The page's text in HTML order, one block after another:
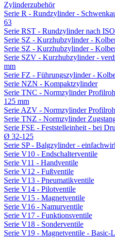
Zylinderzubehör
Serie R - Rundzylinder -
63
Serie RST - Rundzylinder nach
Serie SZ - Kurzhubzylinder -
Serie SZ - Kurzhubzylinder -
Serie SZV - Kurzhubzylinder -
mm
Serie FZ - Führungszylinder -
Serie NZN - Kompaktzylinder
Serie TNC - Normzylinder
125 mm
Serie AZV - Normzylinder
Serie TNZ - Normzylinder
Serie FSE - Feststelleinheit - bei
Ø 32-125
Serie SP - Balgzylinder -
Serie V10 - Endschalterventile
Serie V11 - Handventile
Serie V12 - Fußventile
Serie V13 - Pneumatikventile
Serie V14 - Pilotventile
Serie V15 - Magnetventile
Serie V16 - Namurventile
Serie V17 - Funktionsventile
Serie V18 - Sonderventile
Serie V19 - Magnetventile - Basic-